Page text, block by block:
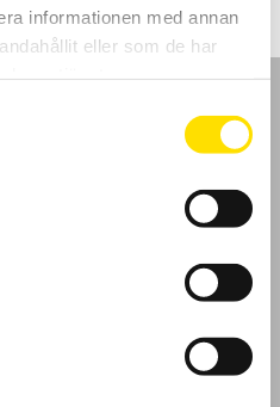
informationen med annan
eller som de har